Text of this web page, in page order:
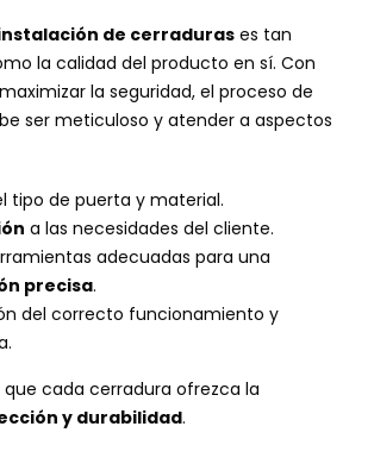
de cerraduras es tan
la calidad del producto en sí. Con
la seguridad, el proceso de
ser meticuloso y atender a aspectos
tipo de puerta y material.
a las necesidades del cliente.
adecuadas para una
precisa.
del correcto funcionamiento y
que cada cerradura ofrezca la
y durabilidad.